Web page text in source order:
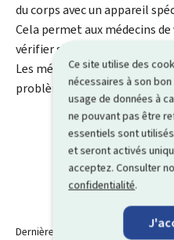
Ce site utilise des
nécessaires à son
usage de données à
ne pouvant pas être
essentiels sont
et seront activés
acceptez. Consulter
confidentialité.
du corps avec un appareil
Cela permet aux médecins
vérifier s’ils sont cassés.
Les médecins peuvent aussi
problème à l’intérieur du
Dernière modification le